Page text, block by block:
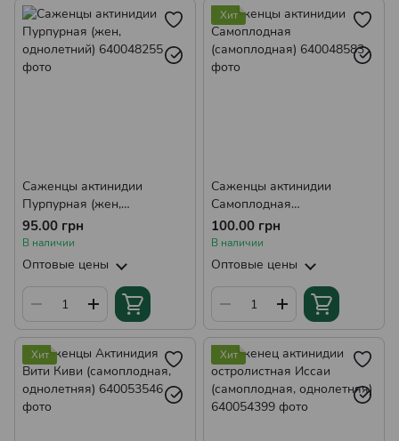
Саженцы актинидии
Пурпурная (жен,
однолетний)
95.00 грн
В наличии
Оптовые цены
Хит
Саженцы актинидии
Самоплодная
(самоплодная)
100.00 грн
В наличии
Оптовые цены
Хит Хит